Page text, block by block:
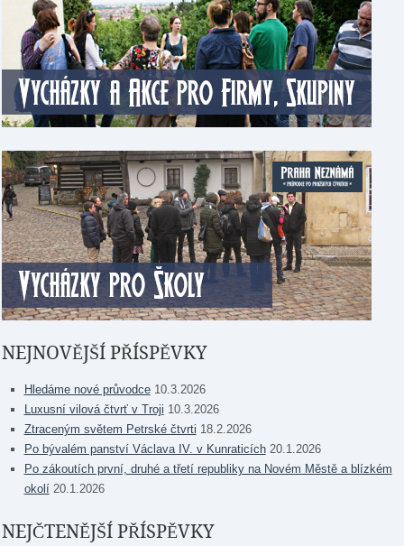
NEJNOVĚJŠÍ PŘÍSPĚVKY
Hledáme nové průvodce 10.3.2026
Luxusní vilová čtvrť v Troji 10.3.2026
Ztraceným světem Petrské čtvrti 18.2.2026
Po bývalém panství Václava IV. v Kunraticích 20.1.2026
Po zákoutích první, druhé a třetí republiky na Novém Městě a blízkém
okolí 20.1.2026
NEJČTENĚJŠÍ PŘÍSPĚVKY